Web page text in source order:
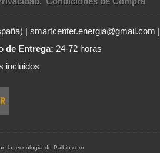
| smartcenter.energia@gmail.com |
de Entrega: 24-72 horas
incluidos
la tecnología de Palbin.com